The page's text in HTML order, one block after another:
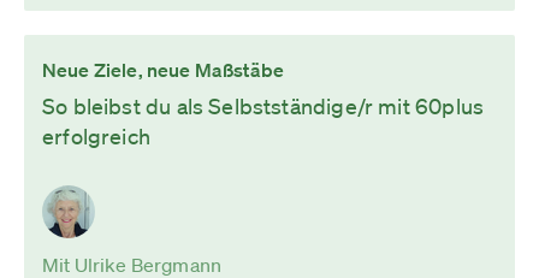
Neue Ziele, neue Maßstäbe
So bleibst du als Selbstständige/r mit 60plus
erfolgreich
Mit Ulrike Bergmann